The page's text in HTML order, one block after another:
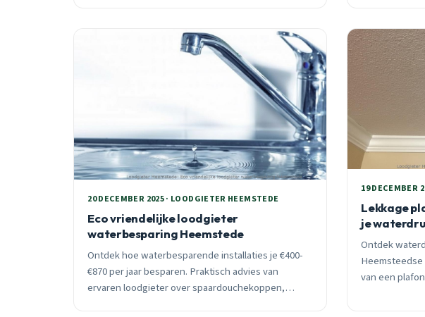
20 DECEMBER 2025 · LOODGIETER HEEMSTEDE
Eco vriendelijke loodgieter
waterbesparing Heemstede
Ontdek hoe waterbesparende installaties je €400-
€870 per jaar besparen. Praktisch advies van
ervaren loodgieter over spaardouchekoppen,
19 DECEMBER
Lekkage
je
Ontdek
van een